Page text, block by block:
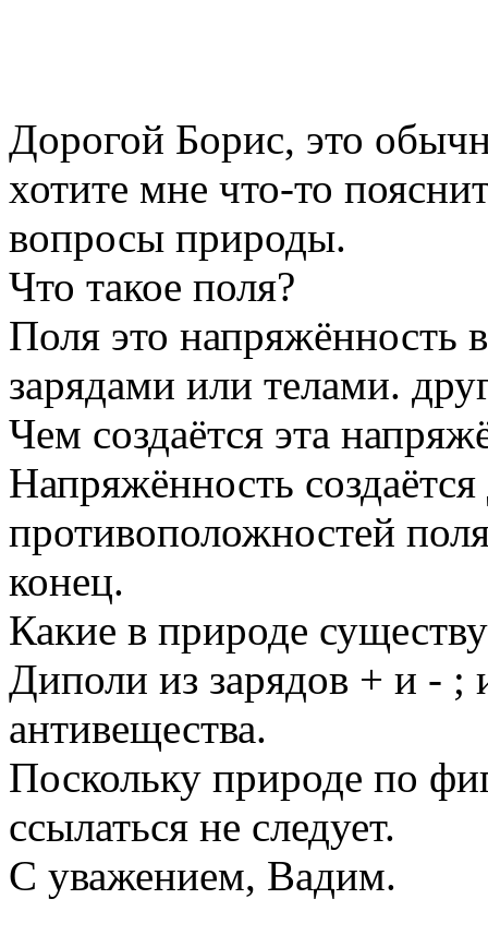
Дорогой Борис, это
хотите мне что-то
вопросы природы.
Что такое поля?
Поля это напряжённость
зарядами или телами.
Чем создаётся эта
Напряжённость
противоположностей
конец.
Какие в природе
Диполи из зарядов + и - ;
антивещества.
Поскольку природе по
ссылаться не следует.
С уважением, Вадим.